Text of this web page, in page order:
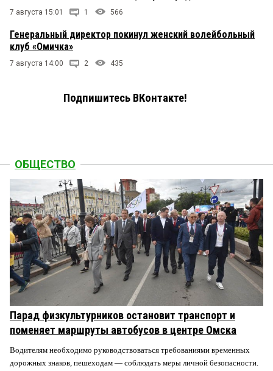
7 августа 15:01 1 566
Генеральный директор покинул женский волейбольный
клуб «Омичка»
7 августа 14:00 2 435
Подпишитесь ВКонтакте!
ОБЩЕСТВО
Парад физкультурников остановит транспорт и
поменяет маршруты автобусов в центре Омска
Водителям необходимо руководствоваться требованиями временных
дорожных знаков, пешеходам — соблюдать меры личной безопасности.